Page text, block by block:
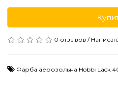
0 отзывов /
Фарба аерозольна Hobbi Lack